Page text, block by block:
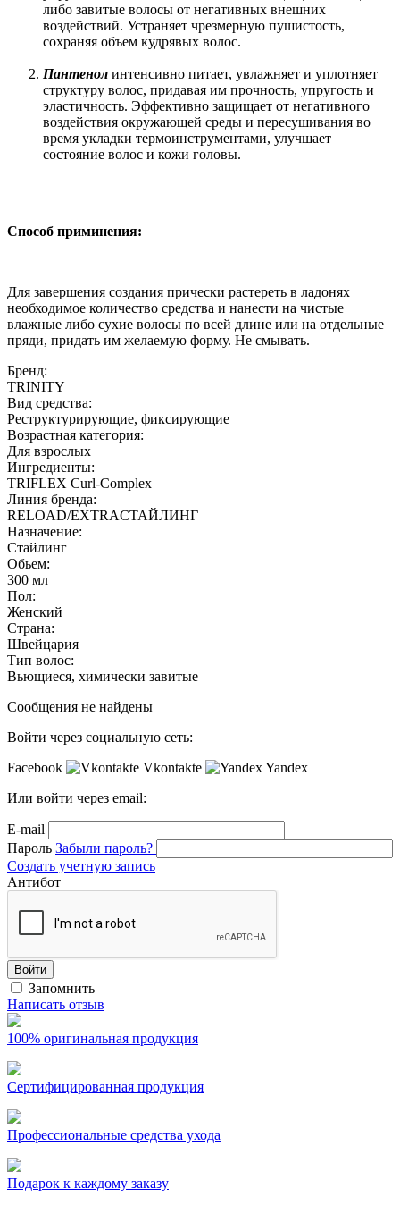
либо завитые волосы от негативных внешних
воздействий. Устраняет чрезмерную пушистость,
сохраняя объем кудрявых волос.
Пантенол интенсивно питает, увлажняет и уплотняет
структуру волос, придавая им прочность, упругость и
эластичность. Эффективно защищает от негативного
воздействия окружающей среды и пересушивания во
время укладки термоинструментами, улучшает
состояние волос и кожи головы.
Способ приминения:
Для завершения создания прически растереть в ладонях
необходимое количество средства и нанести на чистые
влажные либо сухие волосы по всей длине или на отдельные
пряди, придать им желаемую форму. Не смывать.
Бренд:
TRINITY
Вид средства:
Реструктурирующие, фиксирующие
Возрастная категория:
Для взрослых
Ингредиенты:
TRIFLEX Curl-Complex
Линия бренда:
RELOAD/EXTRAСТАЙЛИНГ
Назначение:
Стайлинг
Обьем:
300 мл
Пол:
Женский
Страна:
Швейцария
Тип волос:
Вьющиеся, химически завитые
Сообщения не найдены
Войти через социальную сеть:
Facebook
Vkontakte
Yandex
Или войти через email:
E-mail
Пароль Забыли пароль?
Создать учетную запись
Антибот
Войти
Запомнить
Написать отзыв
100% оригинальная продукция
Сертифицированная продукция
Профессиональные средства ухода
Подарок к каждому заказу